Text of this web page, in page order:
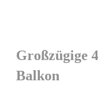
Großzügige
Balkon